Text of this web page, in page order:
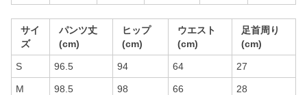
サイ
ズ
パンツ丈
(cm)
ヒップ
(cm)
ウエスト
(cm)
足首周り
(cm)
S 96.5 94 64 27
M 98.5 98 66 28